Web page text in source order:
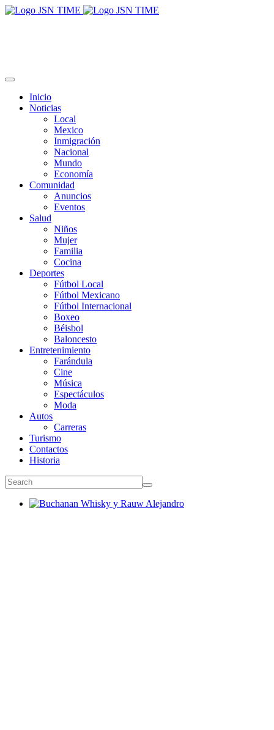
Inicio
Noticias
Local
Mexico
Inmigración
Nacional
Mundo
Economía
Comunidad
Anuncios
Eventos
Salud
Niños
Mujer
Familia
Cocina
Deportes
Fútbol Local
Fútbol Mexicano
Fútbol Internacional
Boxeo
Béisbol
Baloncesto
Entretenimiento
Farándula
Cine
Música
Espectáculos
Moda
Autos
Carreras
Turismo
Contactos
Historia